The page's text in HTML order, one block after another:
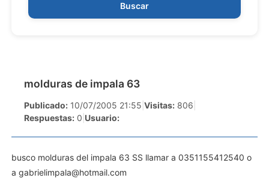
molduras de impala 63
Publicado: 10/07/2005 21:55 Visitas: 806
Respuestas: 0 Usuario:
busco molduras del impala 63 SS llamar a 0351155412540 o
a gabrielimpala@hotmail.com
Buscar